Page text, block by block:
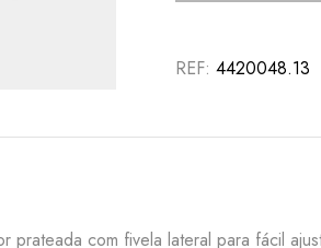
REF: 4420048.13
prateada com fivela lateral para fácil